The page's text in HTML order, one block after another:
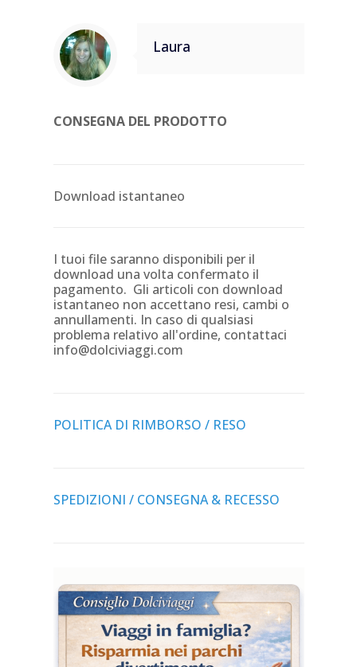
Laura
CONSEGNA DEL PRODOTTO
Download istantaneo
I tuoi file saranno disponibili per il
download una volta confermato il
pagamento. Gli articoli con download
istantaneo non accettano resi, cambi o
annullamenti. In caso di qualsiasi
problema relativo all'ordine, contattaci
info@dolciviaggi.com
POLITICA DI RIMBORSO / RESO
SPEDIZIONI / CONSEGNA & RECESSO